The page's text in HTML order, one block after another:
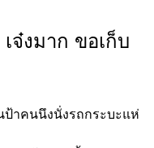
จ๋งมาก ขอเก็บ
ป้าคนนึงนั่งรถกระบะแห่